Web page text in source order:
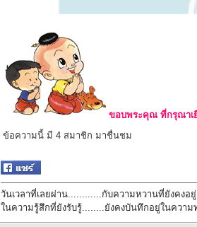
ขอบพระคุณ ที่กรุณาเ
ข้อความนี้ มี 4 สมาชิก มาชื่นชม
วันเวลาที่เลยผ่าน............กับความหวานที่ยังคงอยู่
ในความรู้สึกที่ยังรับรู้........ยังคงบันทึกอยู่ในความ